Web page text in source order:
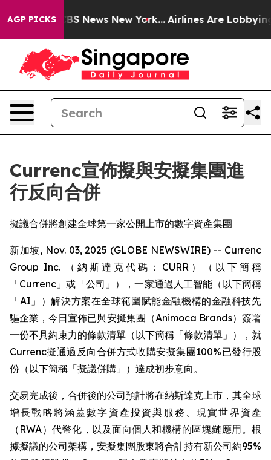
AGP PICKS
was CBS News New York... Airlines Are Lobbying To
Currenc宣佈擬與安擬集團進
行反向合併
擬議合併將創建全球第一家公開上市的數字資產集團
新加坡, Nov. 03, 2025 (GLOBE NEWSWIRE) -- Currenc
Group Inc. （納斯達克代碼：CURR）（以下簡稱
「Currenc」或「公司」），一家通過人工智能（以下簡稱
「AI」）解決方案在全球範圍賦能金融機構的金融科技先
驅企業，今日宣佈已與安擬集團（Animoca Brands）簽署
一份不具約束力的條款清單（以下簡稱「條款清單」），就
Currenc擬通過反向合併方式收購安擬集團100%已發行股
份（以下簡稱「擬議併購」）達成初步意向。
交易完成後，合併後的公司預計將在納斯達克上市，其全球
增長戰略將涵蓋數字資產投資與服務、現實世界資產
（RWA）代幣化，以及面向個人和機構的區塊鏈應用。根
據擬議的公司架構，安擬集團股東將合計持有新公司約95%